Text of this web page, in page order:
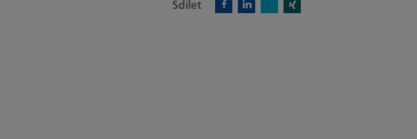
Sdílet